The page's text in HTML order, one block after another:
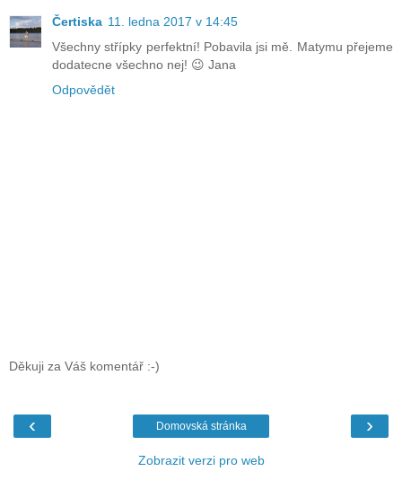
Čertiska 11. ledna 2017 v 14:45
Všechny střípky perfektní! Pobavila jsi mě. Matymu přejeme
dodatecne všechno nej! 😉 Jana
Odpovědět
Děkuji za Váš komentář :-)
‹ ›
Domovská stránka
Zobrazit verzi pro web